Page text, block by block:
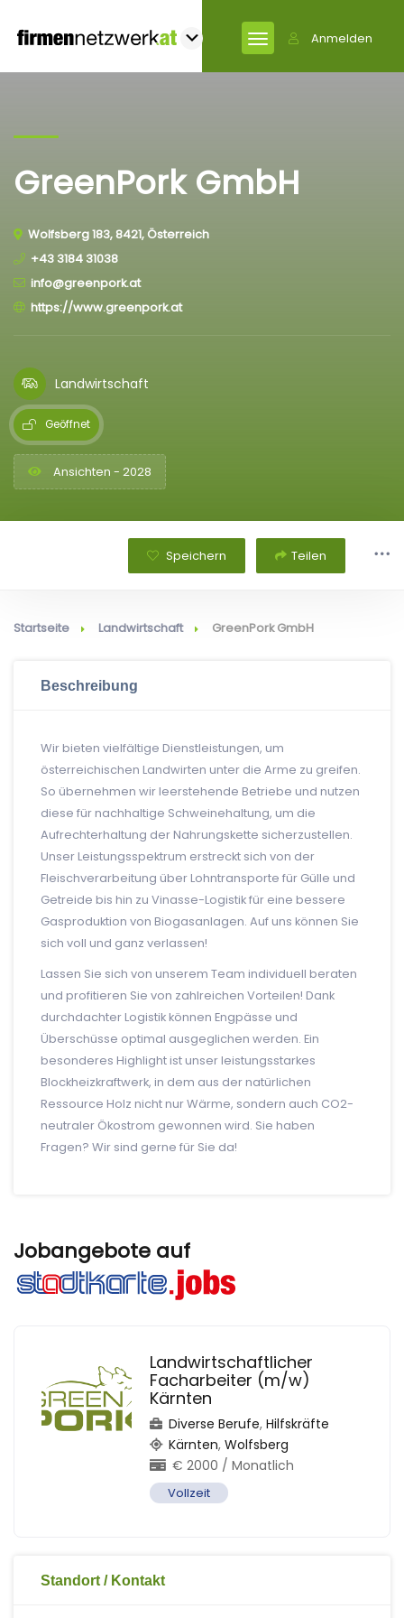
Anmelden
GreenPork GmbH
Wolfsberg 183, 8421, Österreich
+43 3184 31038
info@greenpork.at
https://www.greenpork.at
Landwirtschaft
Geöffnet
Ansichten - 2028
Speichern Teilen
Startseite Landwirtschaft GreenPork GmbH
Beschreibung
Wir bieten vielfältige Dienstleistungen, um
österreichischen Landwirten unter die Arme zu greifen.
So übernehmen wir leerstehende Betriebe und nutzen
diese für nachhaltige Schweinehaltung, um die
Aufrechterhaltung der Nahrungskette sicherzustellen.
Unser Leistungsspektrum erstreckt sich von der
Fleischverarbeitung über Lohntransporte für Gülle und
Getreide bis hin zu Vinasse-Logistik für eine bessere
Gasproduktion von Biogasanlagen. Auf uns können Sie
sich voll und ganz verlassen!
Lassen Sie sich von unserem Team individuell beraten
und profitieren Sie von zahlreichen Vorteilen! Dank
durchdachter Logistik können Engpässe und
Überschüsse optimal ausgeglichen werden. Ein
besonderes Highlight ist unser leistungsstarkes
Blockheizkraftwerk, in dem aus der natürlichen
Ressource Holz nicht nur Wärme, sondern auch CO2-
neutraler Ökostrom gewonnen wird. Sie haben
Fragen? Wir sind gerne für Sie da!
Jobangebote auf
Landwirtschaftlicher
Facharbeiter (m/w)
Kärnten
Diverse Berufe, Hilfskräfte
Kärnten, Wolfsberg
€ 2000 / Monatlich
Vollzeit
Standort / Kontakt